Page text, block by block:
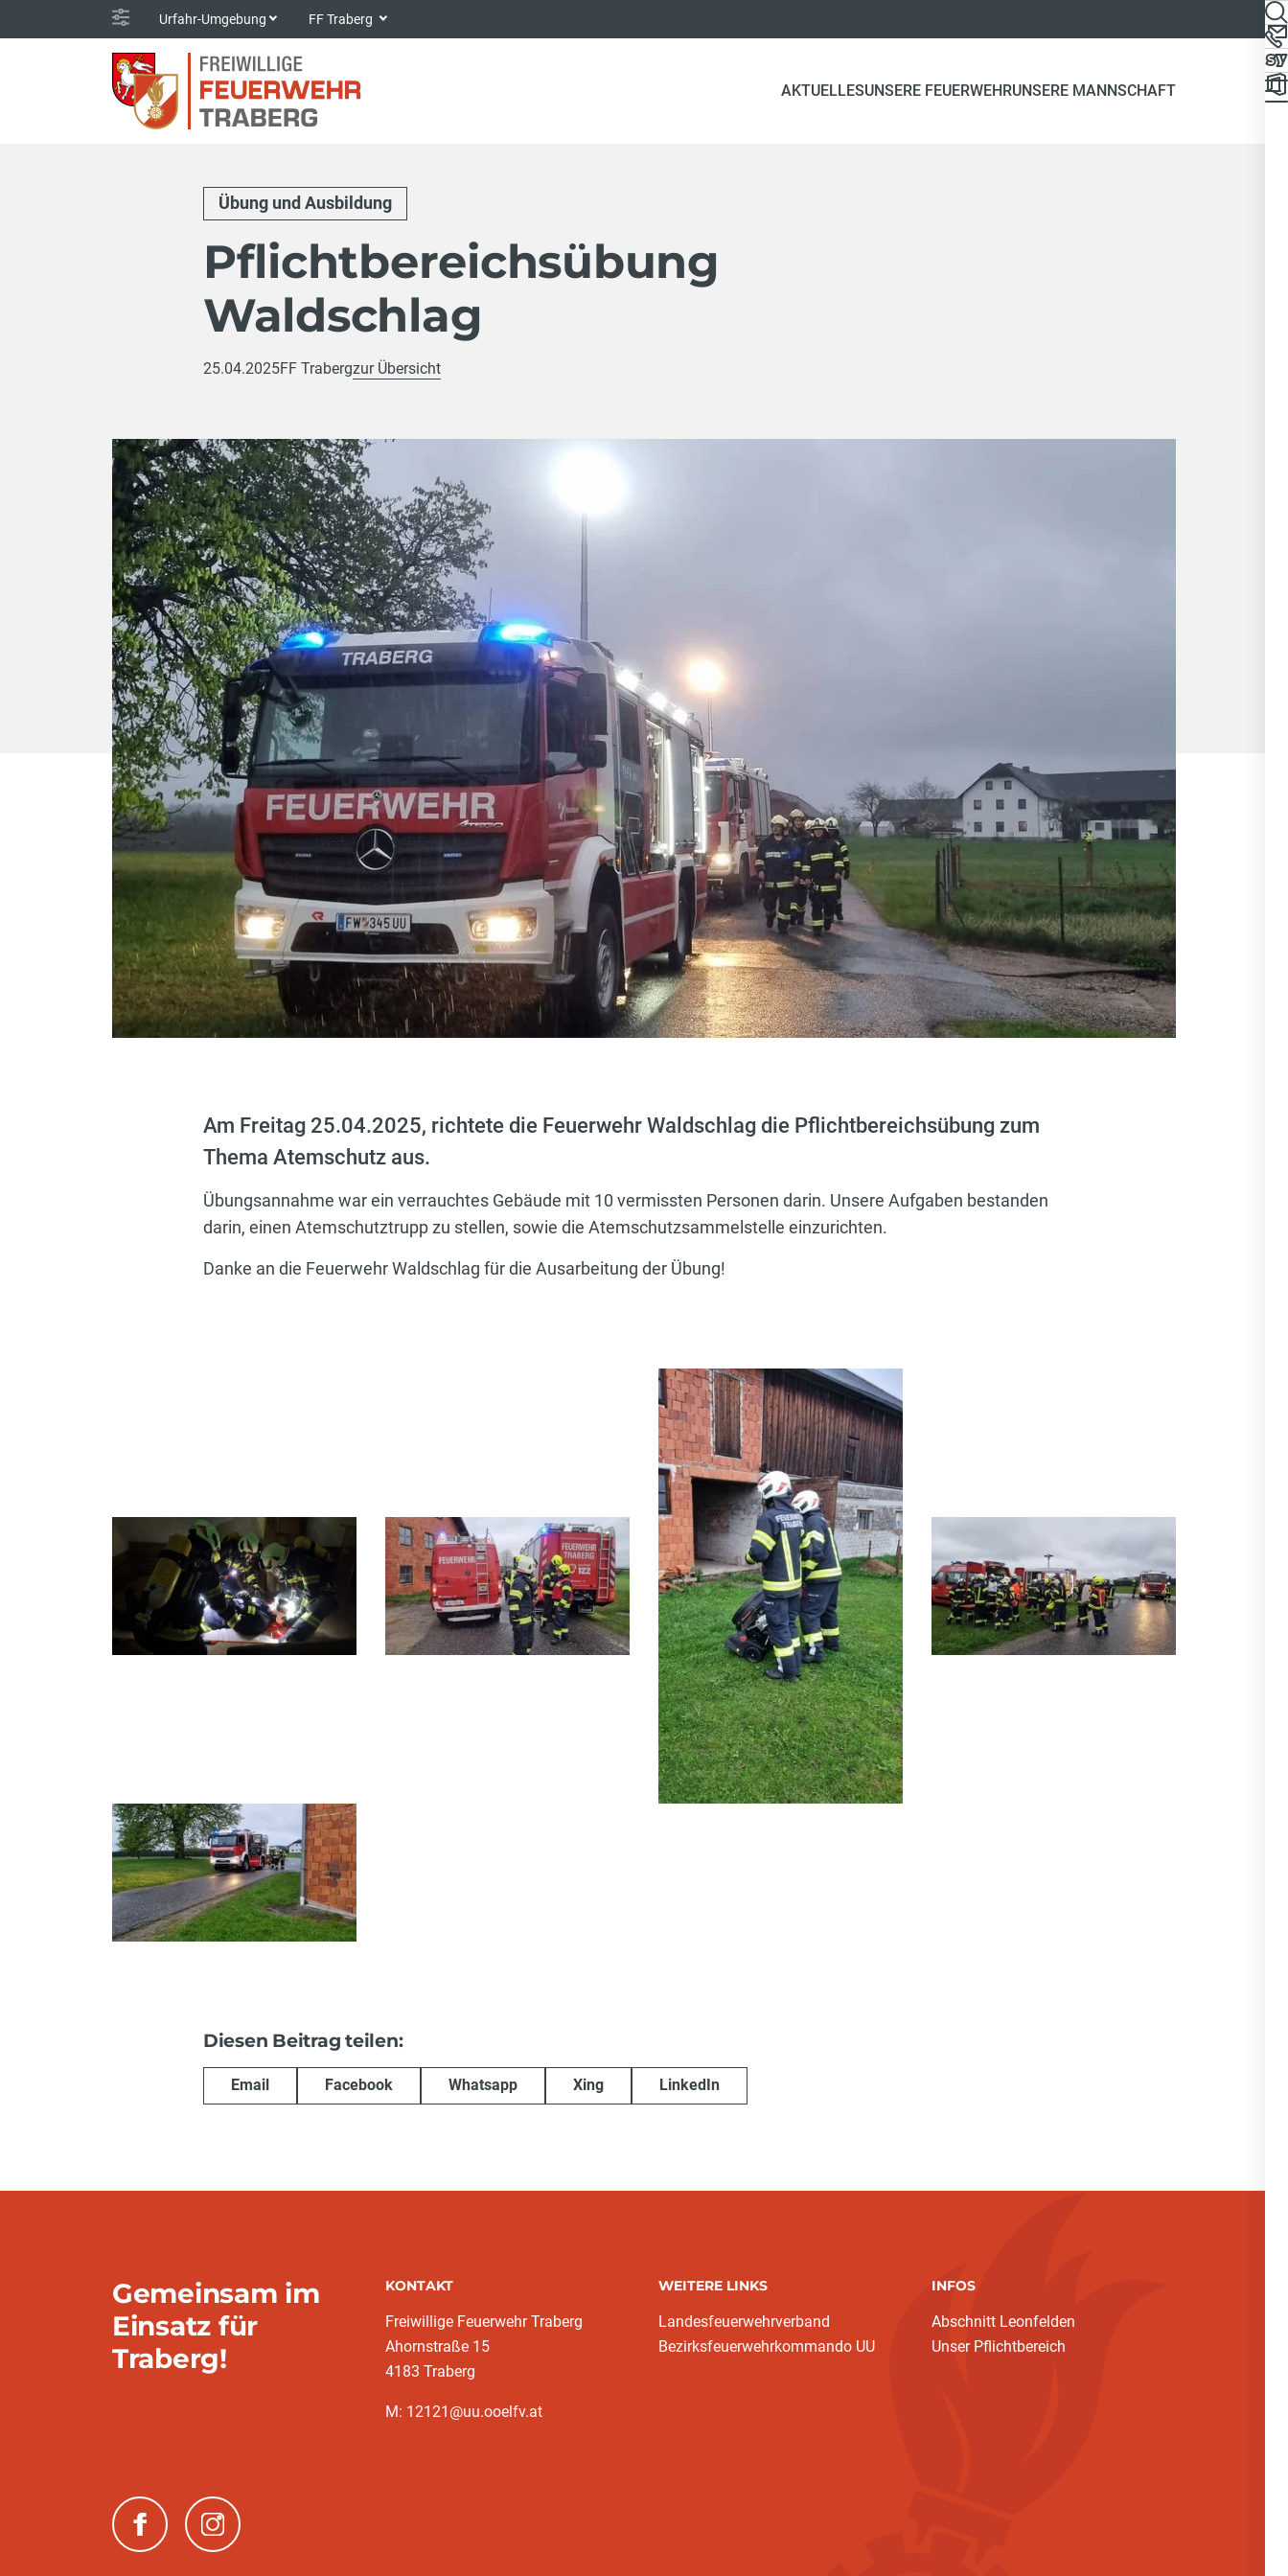
Urfahr-Umgebung FF Traberg
AKTUELLESUNSERE FEUERWEHRUNSERE MANNSCHAFT
Übung und Ausbildung
Pflichtbereichsübung
Waldschlag
25.04.2025FF Trabergzur Übersicht
Am Freitag 25.04.2025, richtete die Feuerwehr Waldschlag die Pflichtbereichsübung zum
Thema Atemschutz aus.
Übungsannahme war ein verrauchtes Gebäude mit 10 vermissten Personen darin. Unsere Aufgaben bestanden
darin, einen Atemschutztrupp zu stellen, sowie die Atemschutzsammelstelle einzurichten.
Danke an die Feuerwehr Waldschlag für die Ausarbeitung der Übung!
Diesen Beitrag teilen:
Email Facebook Whatsapp Xing LinkedIn
Gemeinsam im
Einsatz für
Traberg!
KONTAKT
Freiwillige Feuerwehr Traberg
Ahornstraße 15
4183 Traberg
M: 12121@uu.ooelfv.at
WEITERE LINKS
Landesfeuerwehrverband
Bezirksfeuerwehrkommando UU
INFOS
Abschnitt Leonfelden
Unser Pflichtbereich
(neues Fenster)(neues Fenster)